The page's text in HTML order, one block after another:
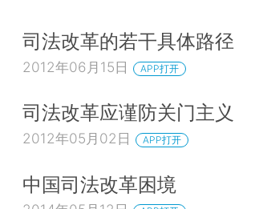
司法改革的若干具体路径
2012年06月15日 APP打开
司法改革应谨防关门主义
2012年05月02日 APP打开
中国司法改革困境